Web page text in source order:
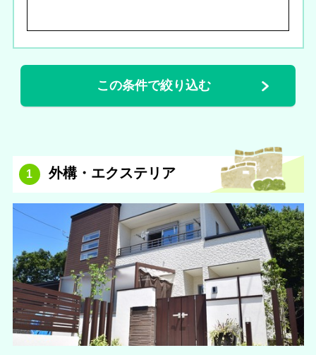
1 外構・エクステリア